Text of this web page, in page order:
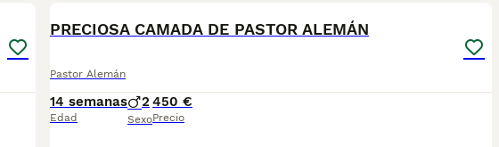
para obtener información sobre esta raza de perro.
PRECIOSA CAMADA DE PASTOR ALEMÁN
Pastor Alemán
14 semanas
Edad
2
Sexo
450 €
Precio